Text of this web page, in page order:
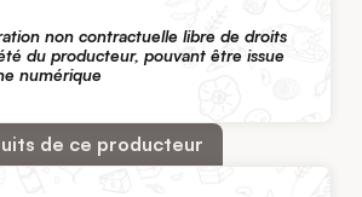
non contractuelle libre de droits
du producteur, pouvant être issue
numérique
de ce producteur